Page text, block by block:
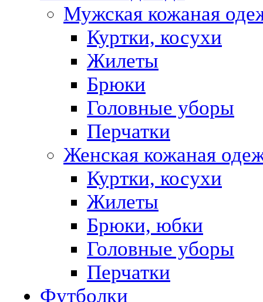
Мужская кожаная
Куртки, косухи
Жилеты
Брюки
Головные уборы
Перчатки
Женская кожаная
Куртки, косухи
Жилеты
Брюки, юбки
Головные уборы
Перчатки
Футболки